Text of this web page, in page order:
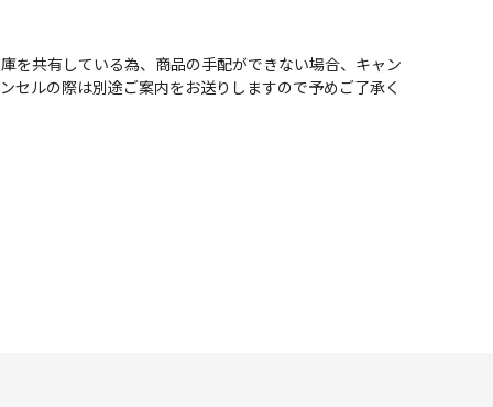
を共有している為、商品の手配ができない場合、キャン
セルの際は別途ご案内をお送りしますので予めご了承く